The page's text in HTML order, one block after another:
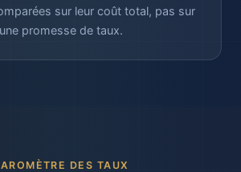
sur leur coût total, pas sur
une promesse de taux.
DES TAUX